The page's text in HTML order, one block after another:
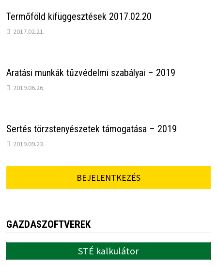
Termőföld kifüggesztések 2017.02.20
2017.02.21.
Aratási munkák tűzvédelmi szabályai – 2019
2019.06.26.
Sertés törzstenyészetek támogatása – 2019
2019.09.23.
BEJELENTKEZÉS
GAZDASZOFTVEREK
STÉ kalkulátor